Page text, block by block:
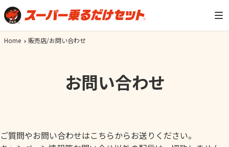
Home 販売店/お問い合わせ
お問い合わせ
ご質問やお問い合わせはこちらからお送りください。